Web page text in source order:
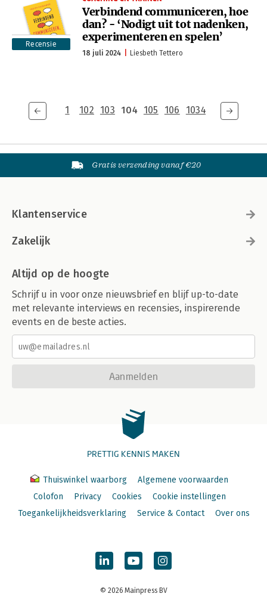
Recensie
Verbindend communiceren, hoe
dan? - ‘Nodigt uit tot nadenken,
experimenteren en spelen’
18 juli 2024 Liesbeth Tettero
1 102 103 104 105 106 1034
Gratis verzending vanaf €20
Klantenservice
Zakelijk
Altijd op de hoogte
Schrijf u in voor onze nieuwsbrief en blijf up-to-date
met relevante interviews en recensies, inspirerende
events en de beste acties.
Aanmelden
PRETTIG KENNIS MAKEN
Thuiswinkel waarborg
Algemene voorwaarden
Colofon
Privacy Cookies
Cookie instellingen
Toegankelijkheidsverklaring
Service & Contact Over ons
© 2026 Mainpress BV